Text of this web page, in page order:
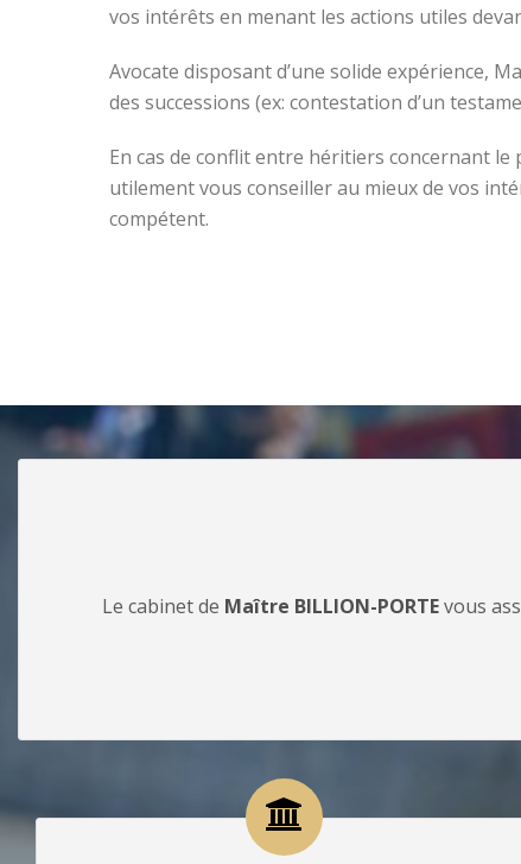
vos intérêts en menant les actions utiles
Avocate disposant d’une solide expérience,
des successions (ex: contestation d’un
En cas de conflit entre héritiers concernant le
utilement vous conseiller au mieux de vos
compétent.
Le cabinet de Maître BILLION-PORTEvous